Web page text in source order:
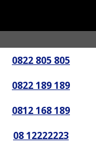
0822 805 805
0822 189 189
0812 168 189
08 12222223